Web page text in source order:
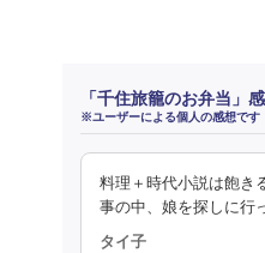
「千住旅籠のお弁当」
※ユーザーによる個人の感想です
料理＋時代小説は飽き
事の中、娘を探しに行
タイ子